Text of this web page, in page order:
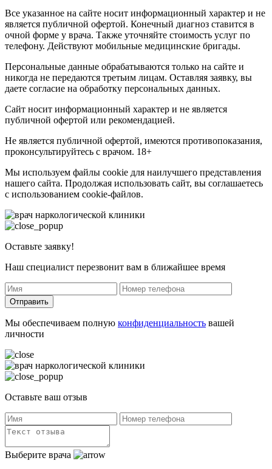
Все указанное на сайте носит информационный характер и не
является публичной офертой. Конечный диагноз ставится в
очной форме у врача. Также уточняйте стоимость услуг по
телефону. Действуют мобильные медицинские бригады.
Персональные данные обрабатываются только на сайте и
никогда не передаются третьим лицам. Оставляя заявку, вы
даете согласие на обработку персональных данных.
Сайт носит информационный характер и не является
публичной офертой или рекомендацией.
Не является публичной офертой, имеются противопоказания,
проконсультируйтесь с врачом. 18+
Мы используем файлы cookie для наилучшего представления
нашего сайта. Продолжая использовать сайт, вы соглашаетесь
с использованием cookie-файлов.
Оставьте заявку!
Наш специалист перезвонит вам в ближайшее время
Отправить
Мы обеспечиваем полную конфиденциальность вашей
личности
Оставьте ваш отзыв
Выберите врача